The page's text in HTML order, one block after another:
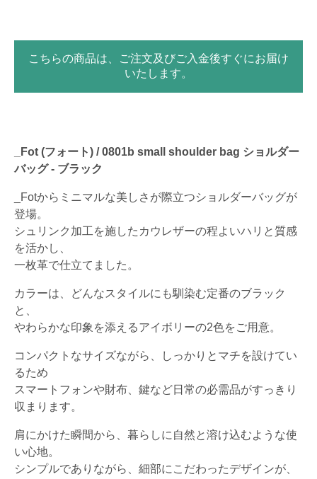
こちらの商品は、ご注文及びご入金後すぐにお届け
いたします。
_Fot (フォート) / 0801b small shoulder bag ショルダー
バッグ - ブラック
_Fotからミニマルな美しさが際立つショルダーバッグが
登場。
シュリンク加工を施したカウレザーの程よいハリと質感
を活かし、
一枚革で仕立てました。
カラーは、どんなスタイルにも馴染む定番のブラック
と、
やわらかな印象を添えるアイボリーの2色をご用意。
コンパクトなサイズながら、しっかりとマチを設けてい
るため
スマートフォンや財布、鍵など日常の必需品がすっきり
収まります。
肩にかけた瞬間から、暮らしに自然と溶け込むような使
い心地。
シンプルでありながら、細部にこだわったデザインが、